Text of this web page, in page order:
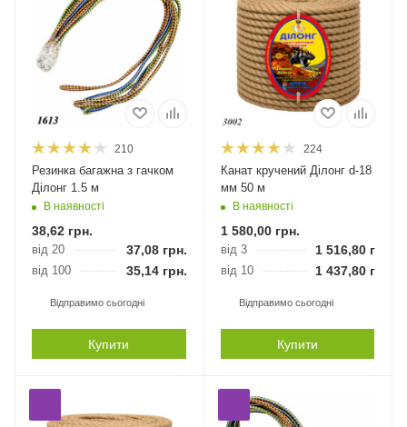
210
Резинка багажна з гачком
Ділонг 1.5 м
В наявності
38,62 грн.
від 20 37,08 грн.
від 100 35,14 грн.
Відправимо сьогодні
Купити
224
Канат кручений Ділонг d-18
мм 50 м
В наявності
1 580,00грн.
від 3 1 516,80грн.
від 10 1 437,80грн.
Відправимо сьогодні
Купити